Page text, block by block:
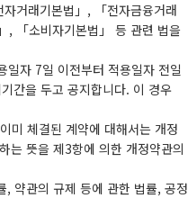
거래기본법」, 「전자금융거래
, 「소비자기본법」 등 관련 법을
자 7일 이전부터 적용일자 전일
간을 두고 공지합니다. 이 경우
미 체결된 계약에 대해서는 개정
는 뜻을 제3항에 의한 개정약관의
, 약관의 규제 등에 관한 법률, 공정